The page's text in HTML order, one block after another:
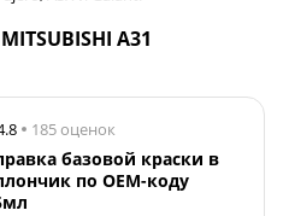
A31
185 оценок
базовой краски в
по OEM-коду